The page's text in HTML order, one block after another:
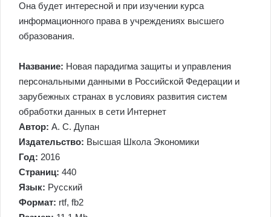
Она будет интересной и при изучении курса
информационного права в учреждениях высшего
образования.
Название: Новая парадигма защиты и управления
персональными данными в Российской Федерации и
зарубежных странах в условиях развития систем
обработки данных в сети Интернет
Автор: А. С. Дупан
Издательство: Высшая Школа Экономики
Год: 2016
Страниц: 440
Язык: Русский
Формат: rtf, fb2